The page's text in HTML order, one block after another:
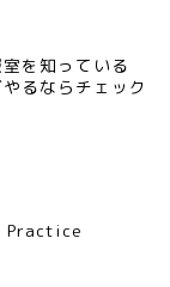
を知っている
るならチェック
Practice